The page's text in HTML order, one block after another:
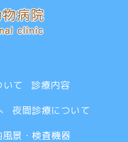
いて
診療内容
夜間診療について
風景・検査機器